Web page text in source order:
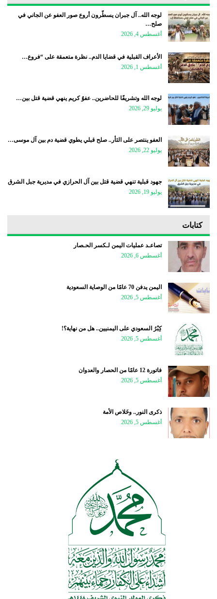
لوجه الله.. آل جبران يسطّرون أروع صور العفو عن الجاني في
صلح…
أغسطس 4, 2026
الأعراف القبلية في قضايا الدم.. نظرة متعمقة على “فروع…
أغسطس 1, 2026
لوجه الله وتشريفًا للحاضرين.. عفوٌ كريم ينهي قضية قتل بين…
يوليو 29, 2026
العفو ينتصر على الثأر.. صلح قبلي يطوي قضية دم بين آل موسى…
يوليو 22, 2026
جهود قبلية تنهي قضية قتل بين آل الحرازي في مديرية جبل الشرق
يوليو 19, 2026
كتابات
تصاعـد عمليات اليمن لـكسر الحـصار
أغسطس 6, 2026
اليمن يدفن 70 عامًا من الوصاية السعودية
أغسطس 5, 2026
كِبْرُ السعودي على اليمنيين.. هل من نهاية؟!
أغسطس 5, 2026
فاتورة 12 عامًا من الحصار والعدوان
أغسطس 5, 2026
ذكرى النور.. وخَلاص الأمة
أغسطس 5, 2026